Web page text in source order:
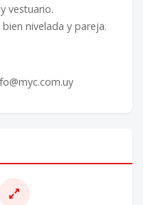
vestuario.
nivelada y pareja.